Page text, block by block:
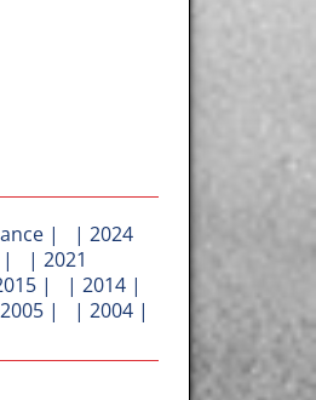
| | 2024
| | 2021
| | 2014 |
2005 | | 2004 |